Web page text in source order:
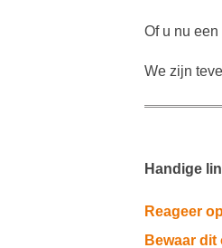
Of u nu
We zijn
Handige
Reageer
Bewaar